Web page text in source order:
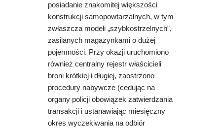
posiadanie znakomitej większości
konstrukcji samopowtarzalnych, w tym
zwłaszcza modeli „szybkostrzelnych”,
zasilanych magazynkami o dużej
pojemności. Przy okazji uruchomiono
również centralny rejestr właścicieli
broni krótkiej i długiej, zaostrzono
procedury nabywcze (cedując na
organy policji obowiązek zatwierdzania
transakcji i ustanawiając miesięczny
okres wyczekiwania na odbiór